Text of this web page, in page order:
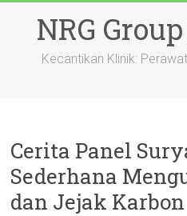
contentNRG
Kecantikan Klinik:
Cerita Panel
Sederhana
dan Jejak Karbon